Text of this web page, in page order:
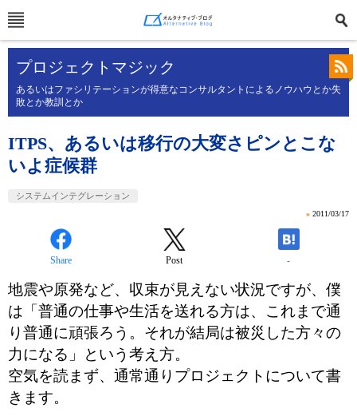
プロジェクトマジック
あるいはファシリテーションが得意なコンサルタントによるノウハウとか失
敗とか教訓とか
ITPS、あるいは移行の大変さピンとこな
いよ症候群
システムインテグレーション
» 2011/03/17
Share Post -
地震や原発など、収束が見えない状況ですが、僕
は「普通の仕事や生活を送れる方は、これまで通
り普通に頑張ろう。それが結局は被災した方々の
力になる」という考え方。
空気を読まず、通常通りプロジェクトについて書
きます。